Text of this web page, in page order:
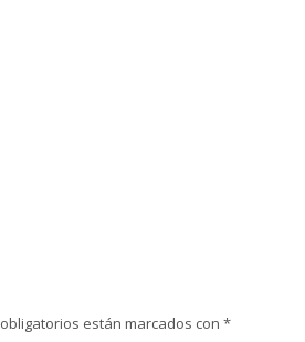
están marcados con *